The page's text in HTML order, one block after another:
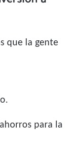
que la gente
para la